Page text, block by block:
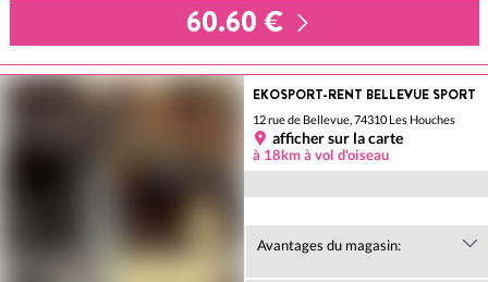
60.60 €
EKOSPORT-RENT BELLEVUE SPORT
12 rue de Bellevue, 74310 Les Houches
afficher sur la carte
à 18km à vol d'oiseau
Avantages du magasin: